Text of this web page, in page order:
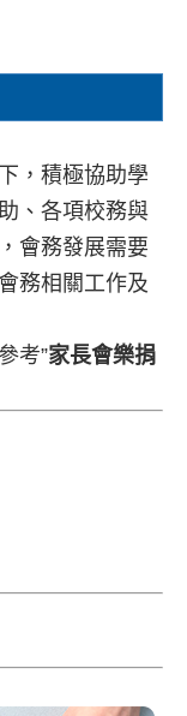
，積極協助學
、各項校務與
會務發展需要
務相關工作及
考”家長會樂捐